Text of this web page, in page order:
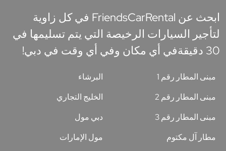
ابحث عن FriendsCarRental في كل زاوية
لتأجير السيارات الرخيصة التي يتم تسليمها في
30 دقيقةفي أي مكان وفي أي وقت في دبي!
مبنى المطار رقم 1
مبنى المطار رقم 2
مبنى المطار رقم 3
مطار آل مكتوم
البرشاء
الخليج التجاري
دبي مول
مول الإمارات